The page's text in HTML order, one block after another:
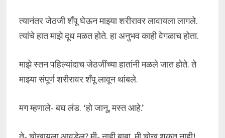
त्यानंतर जेठजी शँपू घेऊन माझ्या शरीरावर लावायला लागले.
त्यांचे हात माझे दूध मळत होते. हा अनुभव काही वेगळाच होता.
माझे स्तन पहिल्यांदाच जेठजींच्या हातांनी मळले जात होते. ते
माझ्या संपूर्ण शरीरावर शँपू लावून थांबले.
मग म्हणाले- बघ लंड. ‘हो जानू, मस्त आहे.’